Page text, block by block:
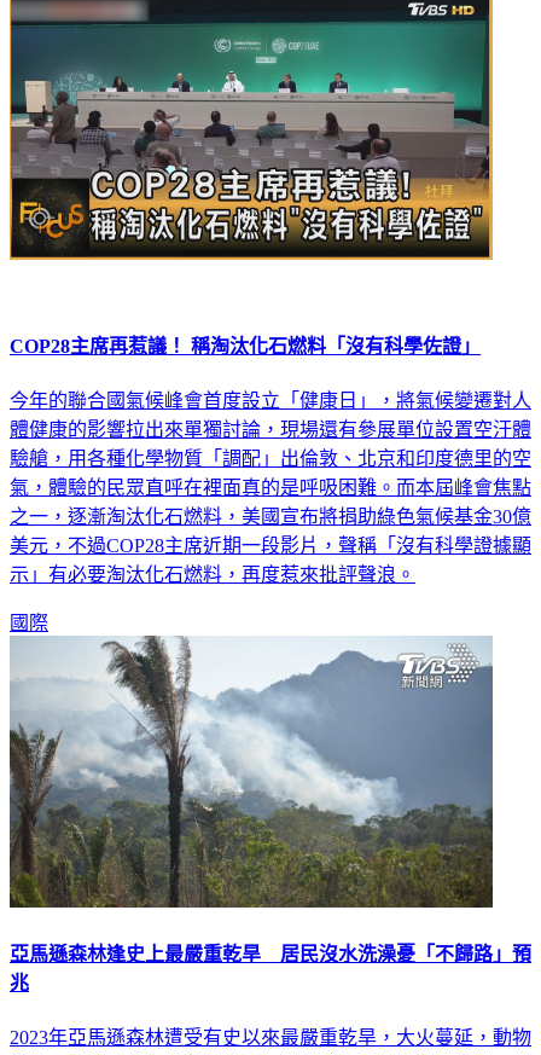
COP28主席再惹議！ 稱淘汰化石燃料「沒有科學佐證」
今年的聯合國氣候峰會首度設立「健康日」，將氣候變遷對人
體健康的影響拉出來單獨討論，現場還有參展單位設置空汙體
驗艙，用各種化學物質「調配」出倫敦、北京和印度德里的空
氣，體驗的民眾直呼在裡面真的是呼吸困難。而本屆峰會焦點
之一，逐漸淘汰化石燃料，美國宣布將捐助綠色氣候基金30億
美元，不過COP28主席近期一段影片，聲稱「沒有科學證據顯
示」有必要淘汰化石燃料，再度惹來批評聲浪。
國際
亞馬遜森林逢史上最嚴重乾旱 居民沒水洗澡憂「不歸路」預
兆
2023年亞馬遜森林遭受有史以來最嚴重乾旱，大火蔓延，動物